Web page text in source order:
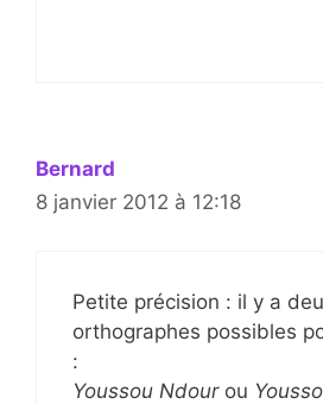
Bernard
8 janvier 2012 à 12:18
Petite précision : il y a
orthographes possibles
:
Youssou Ndourou